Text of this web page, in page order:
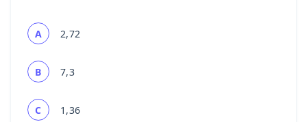
A 2,72
B 7,3
C 1,36